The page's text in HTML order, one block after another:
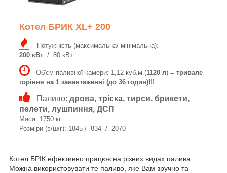
Котел БРИК XL+ 200
Потужність (максимальна/ мінімальна):
200 кВт / 80 кВт
Об'єм паливної камери: 1,12 куб.м (1120 л) = тривале
горіння на 1 завантаженні (до 36 годин)!!!
Паливо: дрова, тріска, тирси, брикети,
пелети, лушпиння, ДСП
Маса: 1750 кг
Розміри (в/ш/г): 1845 / 834 / 2070
Котел БРІК ефективно працює на різних видах палива.
Можна використовувати те паливо, яке Вам зручно та